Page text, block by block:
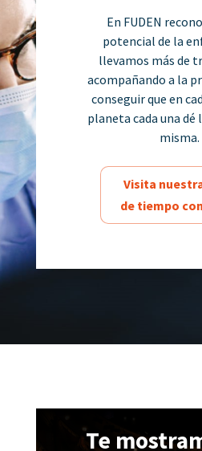
En FUDEN
potencial de la
llevamos más de
acompañando a la
conseguir que en
planeta cada una dé
misma.
Visita
de tiempo
Te